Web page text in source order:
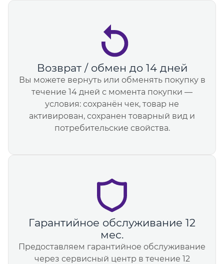
Возврат / обмен до 14 дней
Вы можете вернуть или обменять покупку в
течение 14 дней с момента покупки —
условия: сохранён чек, товар не
активирован, сохранен товарный вид и
потребительские свойства.
Гарантийное обслуживание 12
мес.
Предоставляем гарантийное обслуживание
через сервисный центр в течение 12